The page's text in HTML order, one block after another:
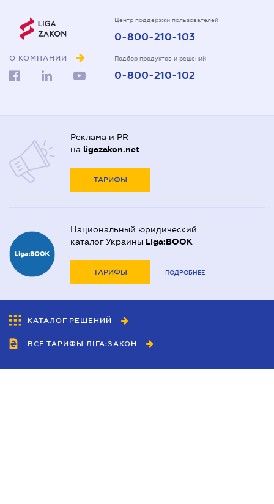
О КОМПАНИИ
Центр поддержки пользователей
0-800-210-103
Подбор продуктов и решений
0-800-210-102
Реклама и PR
на ligazakon.net
ТАРИФЫ
Национальный юридический
каталог Украины Liga:BOOK
ТАРИФЫ ПОДРОБНЕЕ
КАТАЛОГ РЕШЕНИЙ
ВСЕ ТАРИФЫ ЛІГА:ЗАКОН